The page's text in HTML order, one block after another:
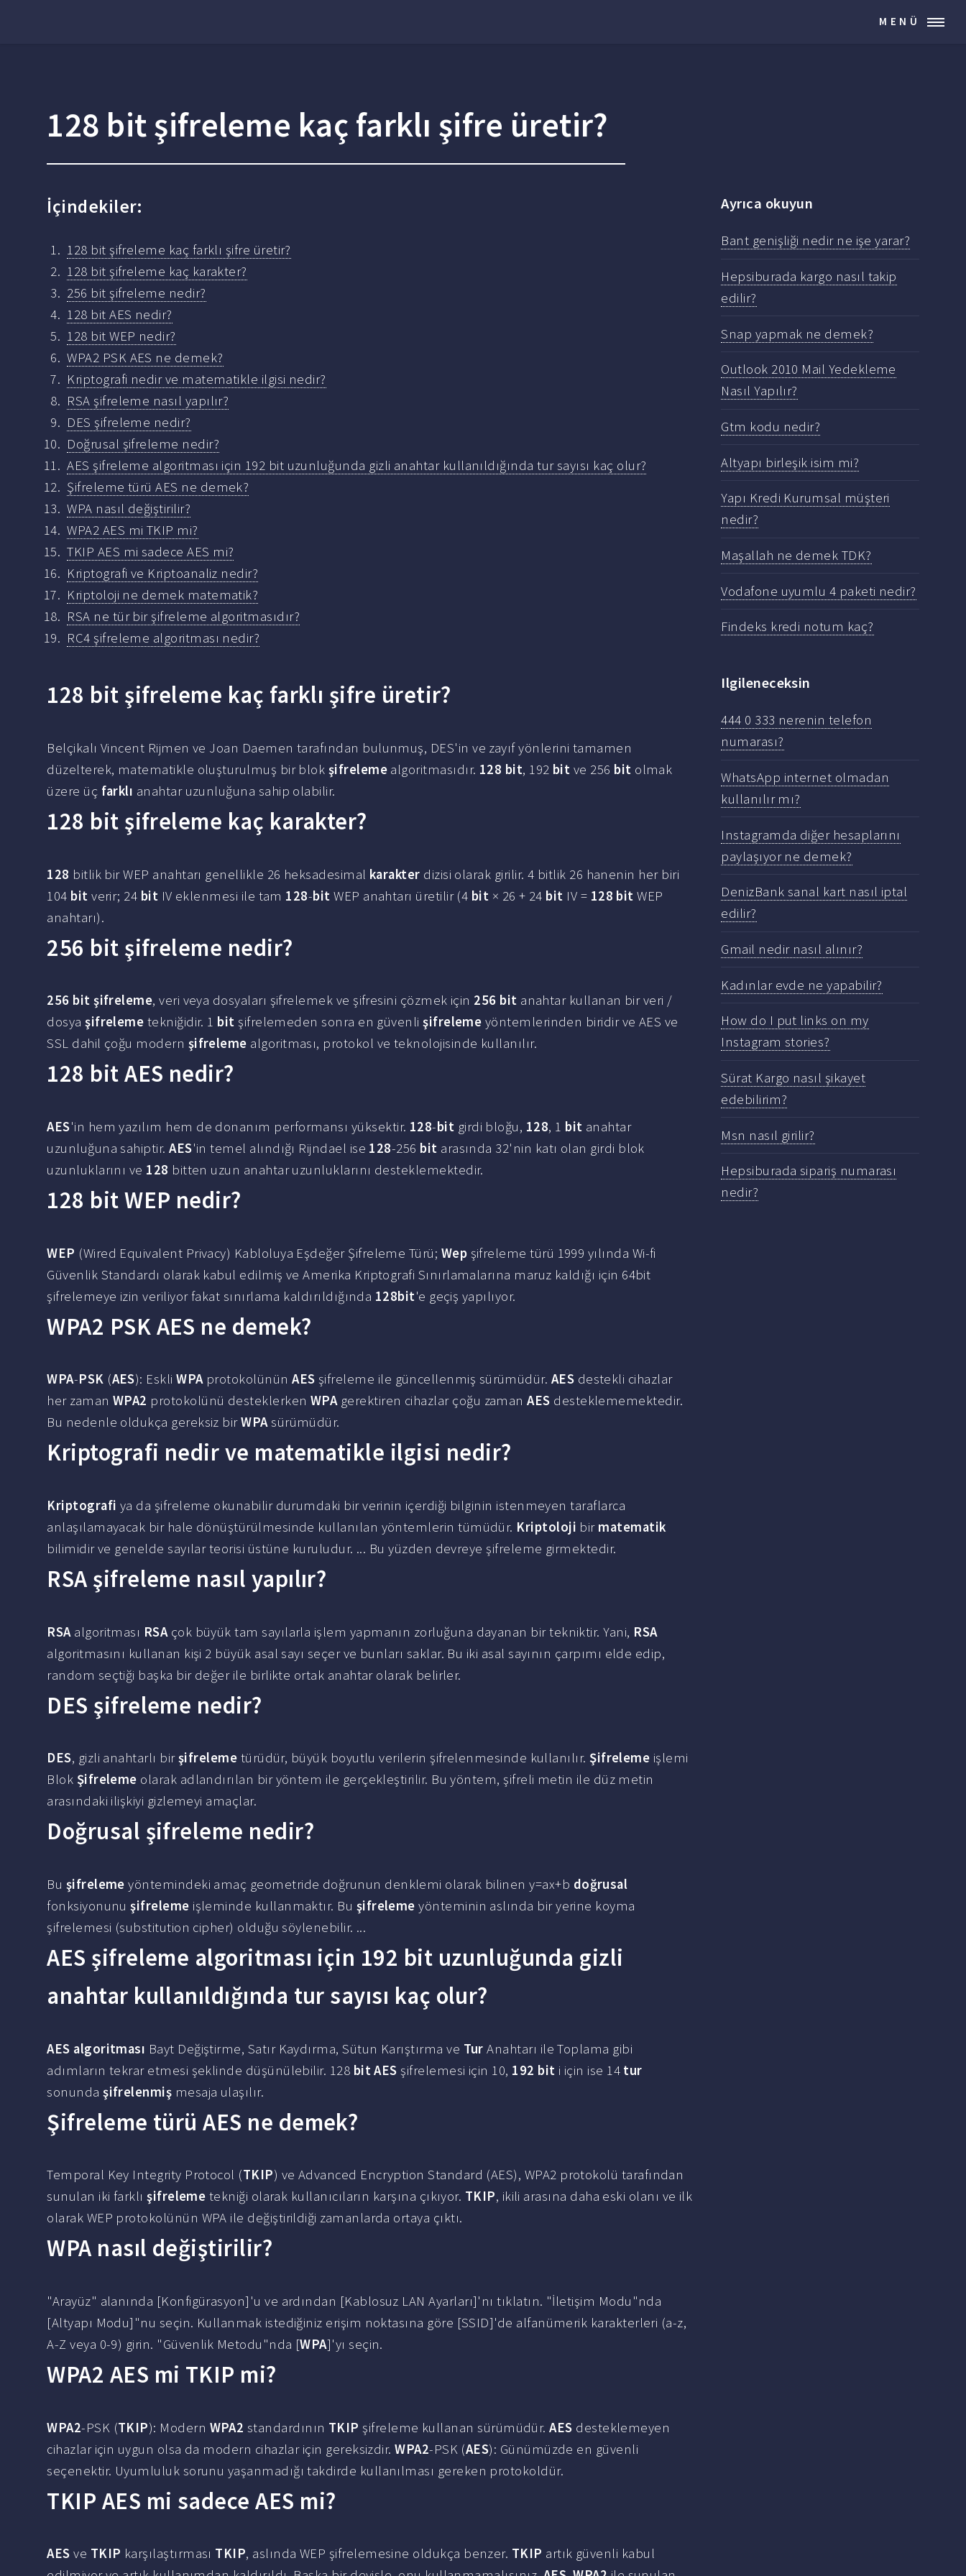
MENÜ
128 bit şifreleme kaç farklı şifre üretir?
İçindekiler:
128 bit şifreleme kaç farklı şifre üretir?
128 bit şifreleme kaç karakter?
256 bit şifreleme nedir?
128 bit AES nedir?
128 bit WEP nedir?
WPA2 PSK AES ne demek?
Kriptografi nedir ve matematikle ilgisi nedir?
RSA şifreleme nasıl yapılır?
DES şifreleme nedir?
Doğrusal şifreleme nedir?
AES şifreleme algoritması için 192 bit uzunluğunda gizli anahtar kullanıldığında tur sayısı kaç olur?
Şifreleme türü AES ne demek?
WPA nasıl değiştirilir?
WPA2 AES mi TKIP mi?
TKIP AES mi sadece AES mi?
Kriptografi ve Kriptoanaliz nedir?
Kriptoloji ne demek matematik?
RSA ne tür bir şifreleme algoritmasıdır?
RC4 şifreleme algoritması nedir?
128 bit şifreleme kaç farklı şifre üretir?
Belçikalı Vincent Rijmen ve Joan Daemen tarafından bulunmuş, DES'in ve zayıf yönlerini tamamen
düzelterek, matematikle oluşturulmuş bir blok şifreleme algoritmasıdır. 128 bit, 192 bit ve 256 bit olmak
üzere üç farklı anahtar uzunluğuna sahip olabilir.
128 bit şifreleme kaç karakter?
128 bitlik bir WEP anahtarı genellikle 26 heksadesimal karakter dizisi olarak girilir. 4 bitlik 26 hanenin her biri
104 bit verir; 24 bit IV eklenmesi ile tam 128-bit WEP anahtarı üretilir (4 bit × 26 + 24 bit IV = 128 bit WEP
anahtarı).
256 bit şifreleme nedir?
256 bit şifreleme, veri veya dosyaları şifrelemek ve şifresini çözmek için 256 bit anahtar kullanan bir veri /
dosyaşifreleme tekniğidir. 1 bit şifrelemeden sonra en güvenlişifreleme yöntemlerinden biridir ve AES ve
SSL dahil çoğu modern şifreleme algoritması, protokol ve teknolojisinde kullanılır.
128 bit AES nedir?
AES'in hem yazılım hem de donanım performansı yüksektir. 128-bit girdi bloğu, 128, 1 bit anahtar
uzunluğuna sahiptir.AES'in temel alındığı Rijndael ise 128-256 bit arasında 32'nin katı olan girdi blok
uzunluklarını ve 128 bitten uzun anahtar uzunluklarını desteklemektedir.
128 bit WEP nedir?
WEP (Wired Equivalent Privacy) Kabloluya Eşdeğer Şifreleme Türü; Wep şifreleme türü 1999 yılında Wi-fi
Güvenlik Standardı olarak kabul edilmiş ve Amerika Kriptografi Sınırlamalarına maruz kaldığı için 64bit
şifrelemeye izin veriliyor fakat sınırlama kaldırıldığında 128bit'e geçiş yapılıyor.
WPA2 PSK AES ne demek?
WPA-PSK (AES): EskliWPAprotokolününAES şifreleme ile güncellenmiş sürümüdür. AES destekli cihazlar
her zaman WPA2 protokolünü desteklerkenWPAgerektiren cihazlar çoğu zamanAES desteklememektedir.
Bu nedenle oldukça gereksiz birWPAsürümüdür.
Kriptografi nedir ve matematikle ilgisi nedir?
Kriptografi ya da şifreleme okunabilir durumdaki bir verinin içerdiği bilginin istenmeyen taraflarca
anlaşılamayacak bir hale dönüştürülmesinde kullanılan yöntemlerin tümüdür. Kriptoloji bir matematik
bilimidir ve genelde sayılar teorisi üstüne kuruludur. ... Bu yüzden devreye şifreleme girmektedir.
RSA şifreleme nasıl yapılır?
RSA algoritması RSA çok büyük tam sayılarla işlem yapmanın zorluğuna dayanan bir tekniktir. Yani, RSA
algoritmasını kullanan kişi 2 büyük asal sayı seçer ve bunları saklar. Bu iki asal sayının çarpımı elde edip,
random seçtiği başka bir değer ile birlikte ortak anahtar olarak belirler.
DES şifreleme nedir?
DES, gizli anahtarlı birşifreleme türüdür, büyük boyutlu verilerin şifrelenmesinde kullanılır. Şifreleme işlemi
Blok Şifreleme olarak adlandırılan bir yöntem ile gerçekleştirilir. Bu yöntem, şifreli metin ile düz metin
arasındaki ilişkiyi gizlemeyi amaçlar.
Doğrusal şifreleme nedir?
Bu şifreleme yöntemindeki amaç geometride doğrunun denklemi olarak bilinen y=ax+b doğrusal
fonksiyonunuşifreleme işleminde kullanmaktır. Bu şifreleme yönteminin aslında bir yerine koyma
şifrelemesi (substitution cipher) olduğu söylenebilir. ...
AES şifreleme algoritması için 192 bit uzunluğunda gizli
anahtar kullanıldığında tur sayısı kaç olur?
AES algoritması Bayt Değiştirme, Satır Kaydırma, Sütun Karıştırma ve Tur Anahtarı ile Toplama gibi
adımların tekrar etmesi şeklinde düşünülebilir. 128 bit AES şifrelemesi için 10, 192 bit i için ise 14 tur
sonundaşifrelenmiş mesaja ulaşılır.
Şifreleme türü AES ne demek?
Temporal Key Integrity Protocol (TKIP) ve Advanced Encryption Standard (AES), WPA2 protokolü tarafından
sunulan iki farklışifreleme tekniği olarak kullanıcıların karşına çıkıyor. TKIP, ikili arasına daha eski olanı ve ilk
olarak WEP protokolünün WPA ile değiştirildiği zamanlarda ortaya çıktı.
WPA nasıl değiştirilir?
"Arayüz" alanında [Konfigürasyon]'u ve ardından [Kablosuz LAN Ayarları]'nı tıklatın. "İletişim Modu"nda
[Altyapı Modu]"nu seçin. Kullanmak istediğiniz erişim noktasına göre [SSID]'de alfanümerik karakterleri (a-z,
A-Z veya 0-9) girin. "Güvenlik Metodu"nda [WPA]'yı seçin.
WPA2 AES mi TKIP mi?
WPA2-PSK (TKIP): Modern WPA2 standardının TKIP şifreleme kullanan sürümüdür.AES desteklemeyen
cihazlar için uygun olsa da modern cihazlar için gereksizdir.WPA2-PSK (AES): Günümüzde en güvenli
seçenektir. Uyumluluk sorunu yaşanmadığı takdirde kullanılması gereken protokoldür.
TKIP AES mi sadece AES mi?
AES ve TKIP karşılaştırması TKIP, aslında WEP şifrelemesine oldukça benzer. TKIP artık güvenli kabul
Ayrıca okuyun
Bant genişliği nedir ne işe yarar?
Hepsiburada kargo nasıl takip
edilir?
Snap yapmak ne demek?
Outlook 2010 Mail Yedekleme
Nasıl Yapılır?
Gtm kodu nedir?
Altyapı birleşik isim mi?
Yapı Kredi Kurumsal müşteri
nedir?
Maşallah ne demek TDK?
Vodafone uyumlu 4 paketi nedir?
Findeks kredi notum kaç?
Ilgileneceksin
444 0 333 nerenin telefon
numarası?
WhatsApp internet olmadan
kullanılır mı?
Instagramda diğer hesaplarını
paylaşıyor ne demek?
DenizBank sanal kart nasıl iptal
edilir?
Gmail nedir nasıl alınır?
Kadınlar evde ne yapabilir?
How do I put links on my
Instagram stories?
Sürat Kargo nasıl şikayet
edebilirim?
Msn nasıl girilir?
Hepsiburada sipariş numarası
nedir?